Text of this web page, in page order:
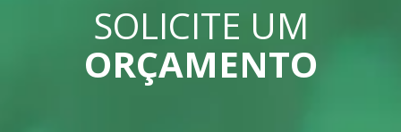
SOLICITE UM
ORÇAMENTO